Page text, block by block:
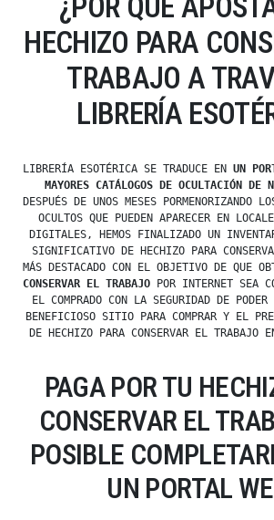
HECHIZO PARA
TRABAJO A
LIBRERÍA
LIBRERÍA ESOTÉRICA SE TRADUCE EN UN
MAYORES CATÁLOGOS DE OCULTACIÓN DE
DESPUÉS DE UNOS MESES PORMENORIZANDO
OCULTOS QUE PUEDEN APARECER EN
DIGITALES, HEMOS FINALIZADO UN
SIGNIFICATIVO DE HECHIZO PARA
MÁS DESTACADO CON EL OBJETIVO DE QUE
CONSERVAR EL TRABAJOPOR INTERNET SEA
EL COMPRADO CON LA SEGURIDAD DE
BENEFICIOSO SITIO PARA COMPRAR Y EL
DE HECHIZO PARA CONSERVAR EL TRABAJO
PAGA POR TU
CONSERVAR EL
POSIBLE
UN PORTAL